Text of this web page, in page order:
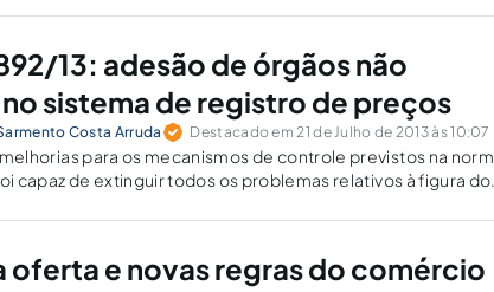
13: adesão de órgãos não
sistema de registro de preços
Costa Arruda Destacado em 21 de Julho de 2013 às 10:07
para os mecanismos de controle previstos na
capaz de extinguir todos os problemas relativos à figura do
oferta e novas regras do comércio